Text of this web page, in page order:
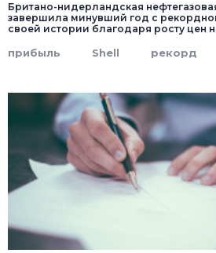
Британо-нидерландская
завершила минувший год с
своей истории благодаря росту цен
прибыль Shell рекорд